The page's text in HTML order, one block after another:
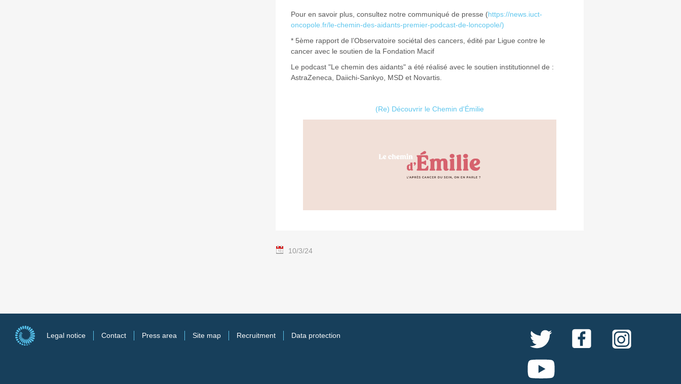
Pour en savoir plus, consultez notre communiqué de presse (https://news.iuct-
oncopole.fr/le-chemin-des-aidants-premier-podcast-de-loncopole/)
* 5ème rapport de l’Observatoire sociétal des cancers, édité par Ligue contre le
cancer avec le soutien de la Fondation Macif
Le podcast "Le chemin des aidants" a été réalisé avec le soutien institutionnel de :
AstraZeneca, Daiichi-Sankyo, MSD et Novartis.
(Re) Découvrir le Chemin d'Émilie
10/3/24
Legal notice Contact Press area Site map Recruitment Data protection